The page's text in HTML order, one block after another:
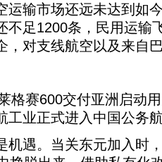
输市场还远未达到如
不足1200条，民用运输
，对支线航空以及来自
赛600交付亚洲启动
工业正式进入中国公务
遇。当关东元加入时